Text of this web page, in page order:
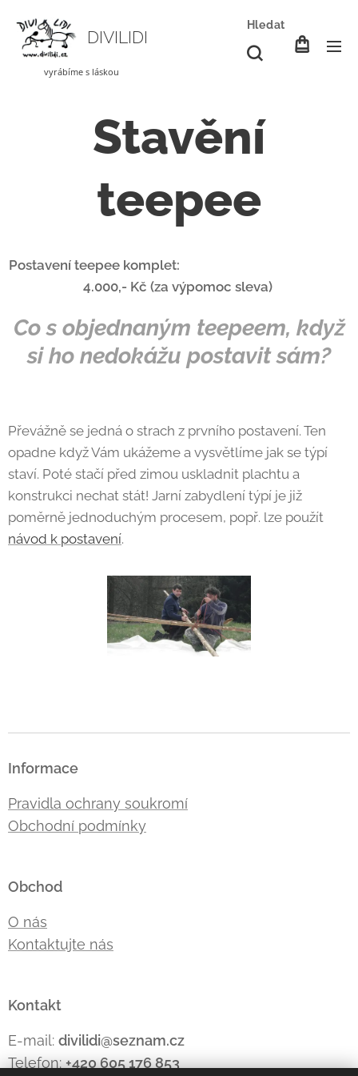
DIVILIDI
vyrábíme s láskou
Hledat
Stavění
teepee
Postavení teepee komplet:
4.000,- Kč (za výpomoc sleva)
Co s objednaným teepeem, když
si ho nedokážu postavit sám?
Převážně se jedná o strach z prvního postavení. Ten
opadne když Vám ukážeme a vysvětlíme jak se týpí
staví. Poté stačí před zimou uskladnit plachtu a
konstrukci nechat stát! Jarní zabydlení týpí je již
poměrně jednoduchým procesem, popř. lze použít
návod k postavení.
Informace
Pravidla ochrany soukromí
Obchodní podmínky
Obchod
O nás
Kontaktujte nás
Kontakt
E-mail: divilidi@seznam.cz
Telefon:+420 605 176853